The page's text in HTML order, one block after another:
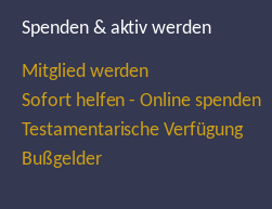
Spenden & aktiv werden
Mitglied werden
Sofort helfen - Online spenden
Testamentarische Verfügung
Bußgelder